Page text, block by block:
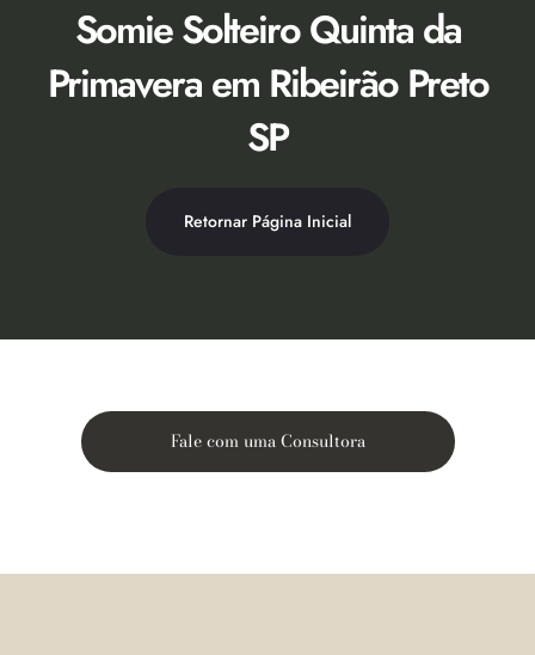
Somie Solteiro Quinta da
Primavera em Ribeirão Preto
SP
Retornar Página Inicial
Fale com uma Consultora